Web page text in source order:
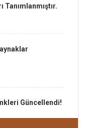
Tanımlanmıştır.
Güncellendi!